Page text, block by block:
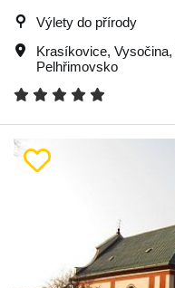
Výlety do přírody
Krasíkovice, Vysočina,
Pelhřimovsko